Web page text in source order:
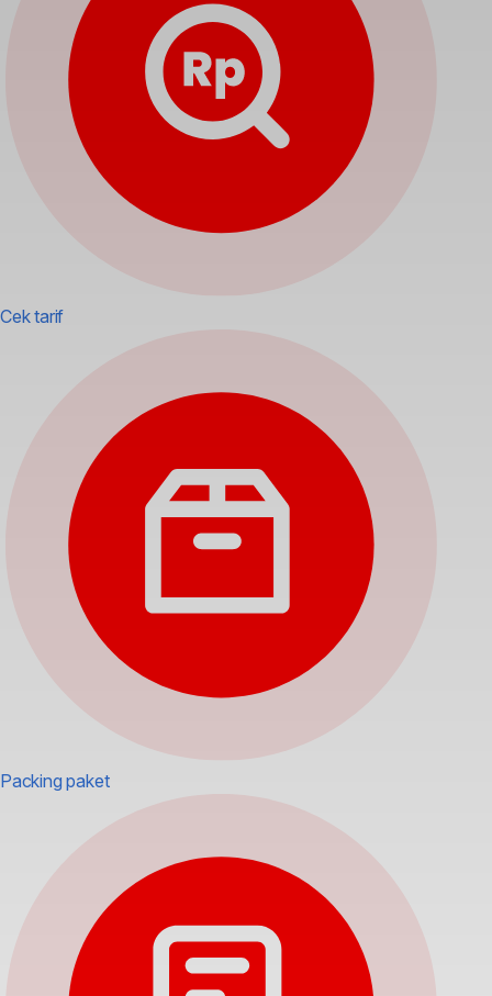
Cek tarif
Packing paket